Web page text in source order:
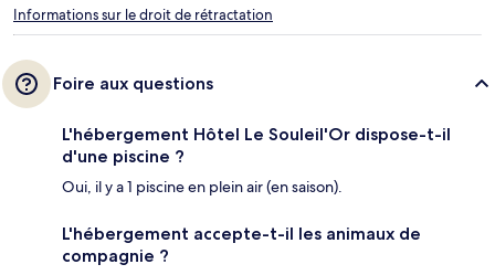
Informations sur le droit de rétractation
Foire aux questions
L'hébergement Hôtel Le Souleil'Or dispose-t-il
d'une piscine ?
Oui, il y a 1 piscine en plein air (en saison).
L'hébergement accepte-t-il les animaux de
compagnie ?